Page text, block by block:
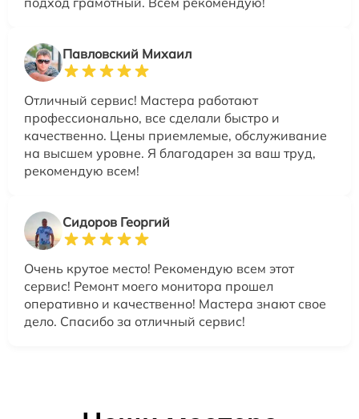
Павловский Михаил
Отличный сервис! Мастера работают
профессионально, все сделали быстро и
качественно. Цены приемлемые, обслуживание
на высшем уровне. Я благодарен за ваш труд,
рекомендую всем!
Сидоров Георгий
Очень крутое место! Рекомендую всем этот
сервис! Ремонт моего монитора прошел
оперативно и качественно! Мастера знают свое
дело. Спасибо за отличный сервис!